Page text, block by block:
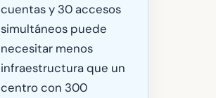
cuentas y 30 accesos
simultáneos puede
necesitar menos
infraestructura que un
centro con 300